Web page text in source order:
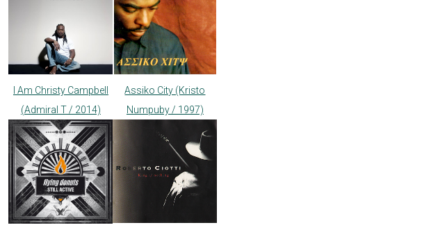
I Am Christy Campbell
(Admiral T / 2014)
Assiko City (Kristo
Numpuby / 1997)